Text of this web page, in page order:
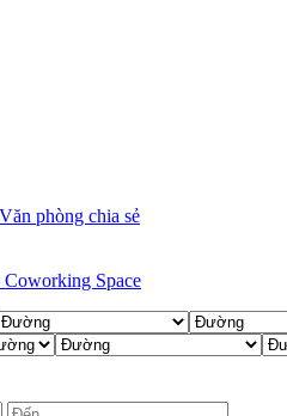
phòng chia sẻ
Space